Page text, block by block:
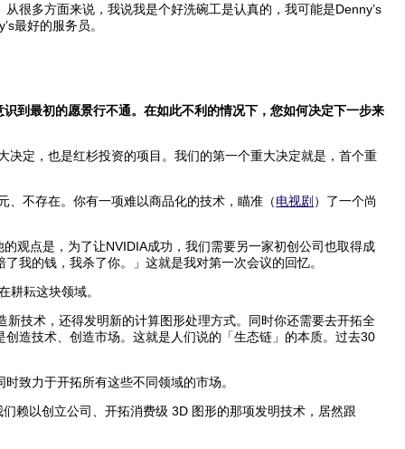
多方面来说，我说我是个好洗碗工是认真的，我可能是Denny’s
最好的服务员。
到最初的愿景行不通。在如此不利的情况下，您如何决定下一步来
定，也是红杉投资的项目。我们的第一个重大决定就是，首个重
不存在。你有一项难以商品化的技术，瞄准（电视剧 ）了一个尚
点是，为了让NVIDIA成功，我们需要另一家初创公司也取得成
我的钱，我杀了你。」这就是我对第一次会议的回忆。
耘这块领域。
技术，还得发明新的计算图形处理方式。同时你还需要去开拓全
造技术、创造市场。这就是人们说的「生态链」的本质。过去30
致力于开拓所有这些不同领域的市场。
以创立公司、开拓消费级 3D 图形的那项发明技术，居然跟